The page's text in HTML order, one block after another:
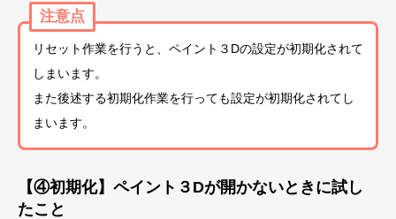
注意点
リセット作業を行うと、ペイント３Dの設定が初期化されて
しまいます。
また後述する初期化作業を行っても設定が初期化されてし
まいます。
【④初期化】ペイント３Dが開かないときに試し
たこと